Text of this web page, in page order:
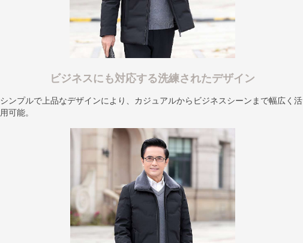
ビジネスにも対応する洗練されたデザイン
シンプルで上品なデザインにより、カジュアルからビジネスシーンまで幅広く活
用可能。